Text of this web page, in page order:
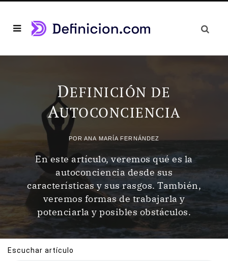
DEFINICIÓN DE
AUTOCONCIENCIA
PORANA MARÍA FERNÁNDEZ
En este artículo, veremos qué es la
autoconciencia desde sus
características y sus rasgos. También,
veremos formas de trabajarla y
potenciarla y posibles obstáculos.
Escuchar artículo